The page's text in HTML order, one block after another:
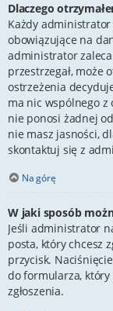
Dlaczego
Każdy
obowiązujące na
administrator
przestrzegał, może
ostrzeżenia
ma nic wspólnego
nie ponosi żadnej
nie masz jasności,
skontaktuj się z
Na górę
W jaki sposób
Jeśli administrator
posta, który chcesz
przycisk.
do formularza, który
zgłoszenia.